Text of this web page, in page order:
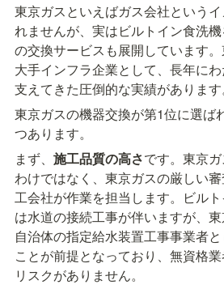
東京ガスといえばガス会社という
れませんが、実はビルトイン食洗
の交換サービスも展開しています
大手インフラ企業として、長年に
支えてきた圧倒的な実績があります
東京ガスの機器交換が第1位に選ば
つあります。
まず、 施工品質の高さです。東京
わけではなく、東京ガスの厳しい
工会社が作業を担当します。ビル
は水道の接続工事が伴いますが、
自治体の指定給水装置工事事業者
ことが前提となっており、無資格
リスクがありません。